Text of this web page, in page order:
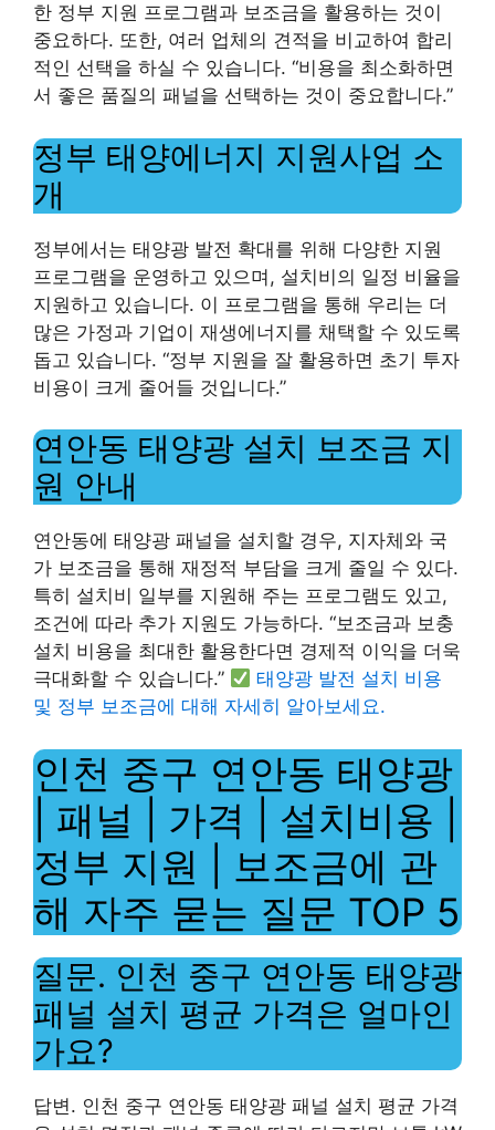
한 정부 지원 프로그램과 보조금을 활용하는 것이
중요하다. 또한, 여러 업체의 견적을 비교하여 합리
적인 선택을 하실 수 있습니다. “비용을 최소화하면
서 좋은 품질의 패널을 선택하는 것이 중요합니다.”
정부 태양에너지 지원사업 소
개
정부에서는 태양광 발전 확대를 위해 다양한 지원
프로그램을 운영하고 있으며, 설치비의 일정 비율을
지원하고 있습니다. 이 프로그램을 통해 우리는 더
많은 가정과 기업이 재생에너지를 채택할 수 있도록
돕고 있습니다. “정부 지원을 잘 활용하면 초기 투자
비용이 크게 줄어들 것입니다.”
연안동 태양광 설치 보조금 지
원 안내
연안동에 태양광 패널을 설치할 경우, 지자체와 국
가 보조금을 통해 재정적 부담을 크게 줄일 수 있다.
특히 설치비 일부를 지원해 주는 프로그램도 있고,
조건에 따라 추가 지원도 가능하다. “보조금과 보충
설치 비용을 최대한 활용한다면 경제적 이익을 더욱
극대화할 수 있습니다.”
태양광 발전 설치 비용
및 정부 보조금에 대해 자세히 알아보세요.
인천 중구 연안동 태양광
| 패널 | 가격 | 설치비용 |
정부 지원 | 보조금에 관
해 자주 묻는 질문 TOP 5
질문. 인천 중구 연안동 태양광
패널 설치 평균 가격은 얼마인
가요?
답변. 인천 중구 연안동 태양광 패널 설치 평균 가격